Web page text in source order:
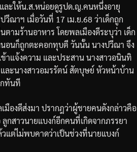
ละให้น.ส.หน่อยดูรูปด.ญ.คนหนึ่งอายุ
ณาฯ เมื่อวันที่ 17 เม.ย.68 ว่าเด็กถูก
ามร้านอาหาร โดยพลเมืองดีระบุว่า เด็ก
นอนก็ถูกตะคอกทุบตี วันนั้น นางปวีณา จึง
แจ้งความ และประสาน นางสาวอนินทิ
ะนางสาวอมรรัตน์ สัตบุษย์ หัวหน้าบ้าน
กทันที
องดีส่งมา ปรากฎว่าผู้ชายคนดังกล่าวคือ
สาวนายแบงก์อีกคนที่เกิดจากภรรยา
แต่ไม่พบคาดว่าเป็นช่วงที่นายแบงก์